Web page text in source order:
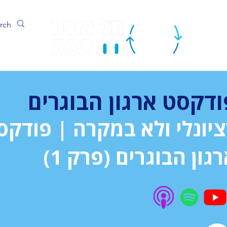
ארגון הבוגרים
ולא במקרה |
הבוגרים (פרק 1)